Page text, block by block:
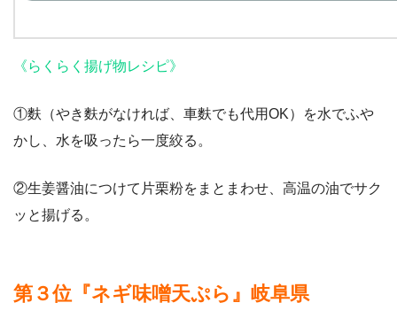
《らくらく揚げ物レシピ》
①麩（やき麩がなければ、車麩でも代用OK）を水でふや
かし、水を吸ったら一度絞る。
②生姜醤油につけて片栗粉をまとまわせ、高温の油でサク
ッと揚げる。
第３位『ネギ味噌天ぷら』岐阜県